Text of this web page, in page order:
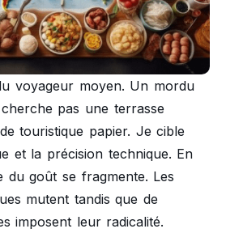
voyageur moyen. Un mordu
pas une terrasse
touristique papier. Je cible
et la précision technique. En
du goût se fragmente. Les
mutent tandis que de
imposent leur radicalité.